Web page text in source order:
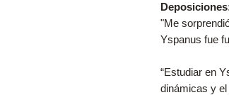
"Me
Yspanus fue
“Estudiar en
dinámicas y